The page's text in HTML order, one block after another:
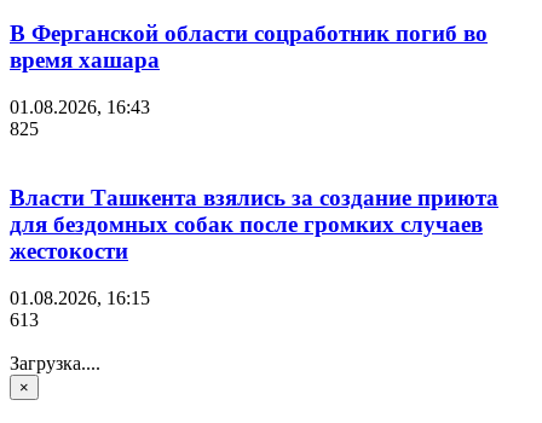
В Ферганской области соцработник погиб во
время хашара
01.08.2026, 16:43
825
Власти Ташкента взялись за создание приюта
для бездомных собак после громких случаев
жестокости
01.08.2026, 16:15
613
Загрузка....
×